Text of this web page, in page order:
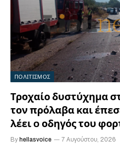
ΠΟΛΙΤΙΣΜΟΣ
Τροχαίο δυστύχημα
τον πρόλαβα και
λέει o οδηγός του
By hellasvoice 7 Αυγούστου, 2026